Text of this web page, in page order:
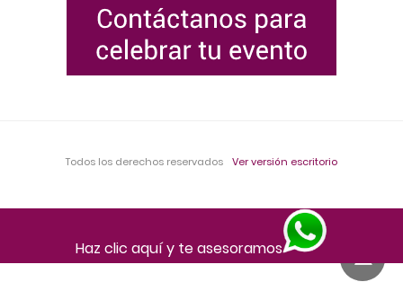
Todos los derechos reservados Ver versión escritorio
Haz clic aquí y te asesoramos